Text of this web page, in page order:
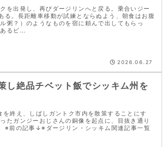
を出発し、再びダージリンへと戻る。乗合いジー
る。長距離車移動が試練とならぬよう、朝食はお腹
粥？）のようなものを宿に頼んで出してもらっ
るビ...
2026.06.27
し絶品チベット飯でシッキム州を
終え、しばしガントク市内を散策することにす
たガンジーおじさんの銅像を起点に、目抜き通り
※前の記事↓※ダージリン・シッキム関連記事一覧